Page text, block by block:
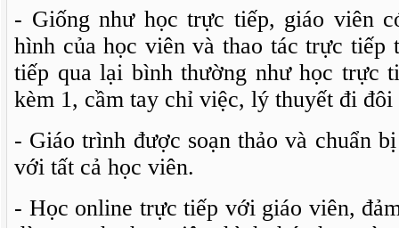
- Giống như học trực tiếp, giáo viên
hình của học viên và thao tác trực tiếp
tiếp qua lại bình thường như học trực
kèm 1, cầm tay chỉ việc, lý thuyết đi
- Giáo trình được soạn thảo và chuẩn
với tất cả học viên.
- Học online trực tiếp với giáo viên,